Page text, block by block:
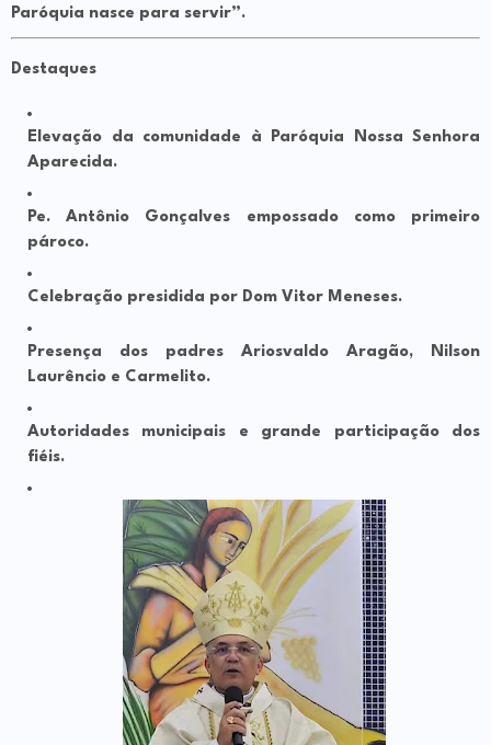
Paróquia nasce para servir”.
Destaques
Elevação da comunidade à Paróquia Nossa Senhora
Aparecida.
Pe. Antônio Gonçalves empossado como primeiro
pároco.
Celebração presidida por Dom Vitor Meneses.
Presença dos padres Ariosvaldo Aragão, Nilson
Laurêncio e Carmelito.
Autoridades municipais e grande participação dos
fiéis.